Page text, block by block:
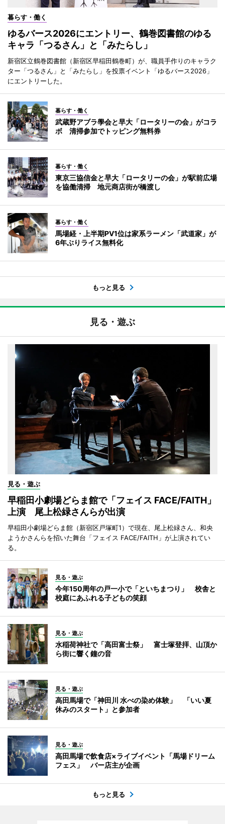
暮らす・働く
ゆるバース2026にエントリー、鶴巻図書館のゆる
キャラ「つるさん」と「みたらし」
新宿区立鶴巻図書館（新宿区早稲田鶴巻町）が、職員手作りのキャラク
ター「つるさん」と「みたらし」を投票イベント「ゆるバース2026」
にエントリーした。
暮らす・働く
武蔵野アブラ學会と早大「ロータリーの会」がコラ
ボ 清掃参加でトッピング無料券
暮らす・働く
東京三協信金と早大「ロータリーの会」が駅前広場
を協働清掃 地元商店街が橋渡し
暮らす・働く
馬場経・上半期PV1位は家系ラーメン「武道家」が
6年ぶりライス無料化
もっと見る
見る・遊ぶ
見る・遊ぶ
早稲田小劇場どらま館で「フェイス FACE/FAITH」
上演 尾上松緑さんらが出演
早稲田小劇場どらま館（新宿区戸塚町1）で現在、尾上松緑さん、和央
ようかさんらを招いた舞台「フェイス FACE/FAITH」が上演されてい
る。
見る・遊ぶ
今年150周年の戸一小で「といちまつり」 校舎と
校庭にあふれる子どもの笑顔
見る・遊ぶ
水稲荷神社で「高田富士祭」 富士塚登拝、山頂か
ら街に響く鐘の音
見る・遊ぶ
高田馬場で「神田川 水べの染め体験」 「いい夏
休みのスタート」と参加者
見る・遊ぶ
高田馬場で飲食店×ライブイベント「馬場ドリーム
フェス」 バー店主が企画
もっと見る